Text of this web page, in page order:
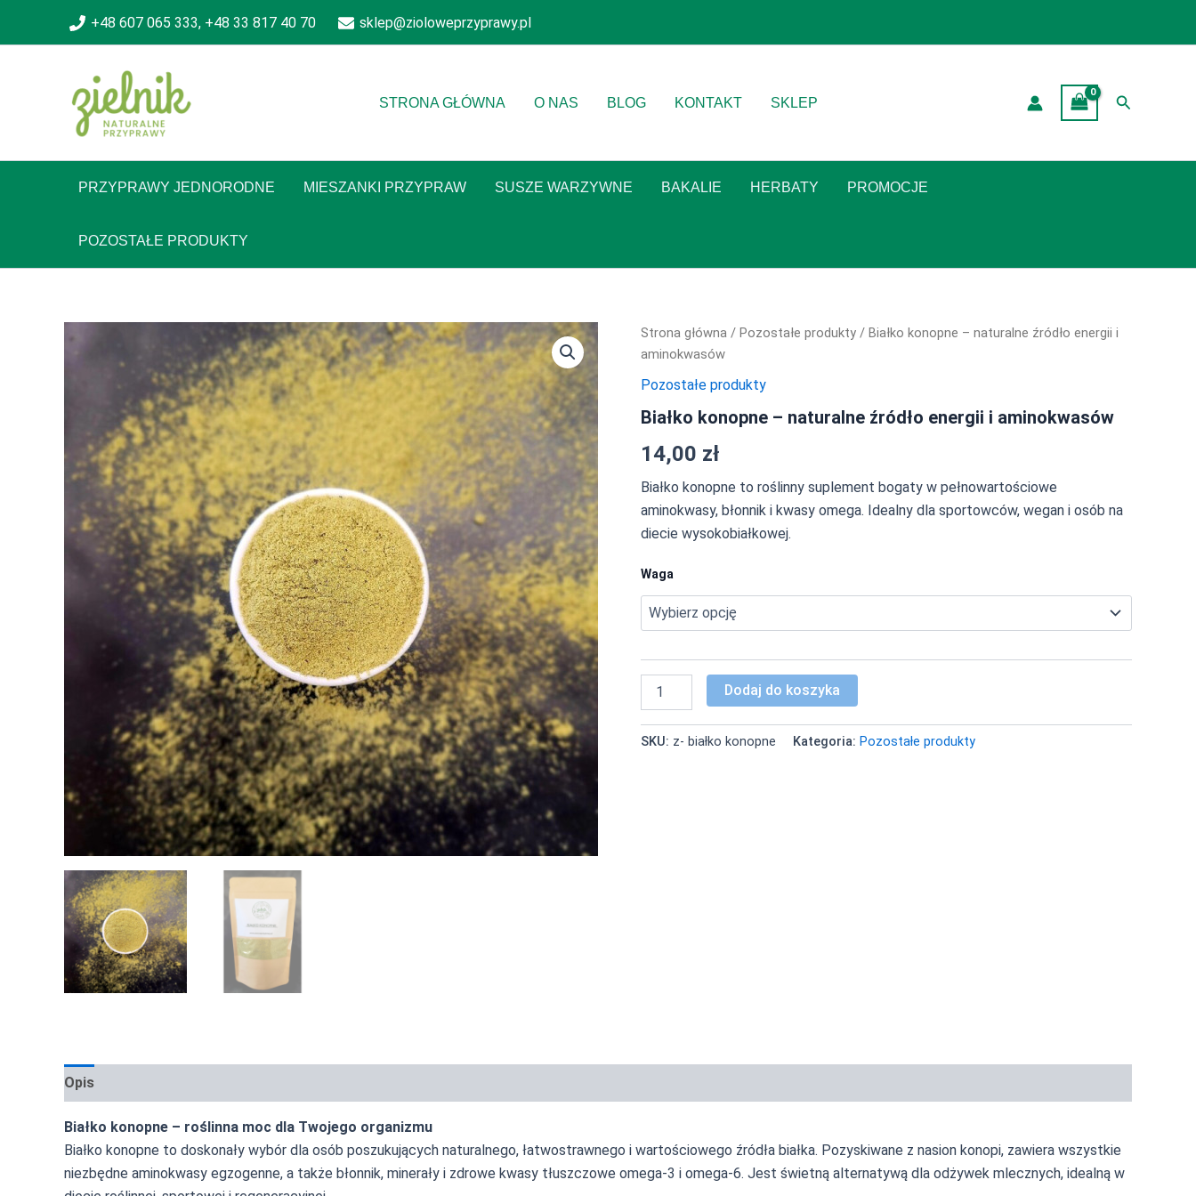
+48 607 065 333, +48 33 817 40 70 sklep@zioloweprzyprawy.pl
STRONA GŁÓWNA O NAS BLOG KONTAKT SKLEP Search
PRZYPRAWY JEDNORODNE MIESZANKI PRZYPRAW SUSZE WARZYWNE BAKALIE HERBATY PROMOCJE
POZOSTAŁE PRODUKTY
Strona główna / Pozostałe produkty / Białko konopne – naturalne źródło energii i
aminokwasów
Pozostałe produkty
Białko konopne – naturalne źródło energii i aminokwasów
14,00 zł
Białko konopne to roślinny suplement bogaty w pełnowartościowe
aminokwasy, błonnik i kwasy omega. Idealny dla sportowców, wegan i osób na
diecie wysokobiałkowej.
Waga
ilość
Białko
–
źródło
Dodaj do koszyka
SKU: z- białko konopne Kategoria: Pozostałe produkty
Opis
Białko konopne – roślinna moc dla Twojego organizmu
Białko konopne to doskonały wybór dla osób poszukujących naturalnego, łatwostrawnego i wartościowego źródła białka. Pozyskiwane z nasion konopi, zawiera wszystkie
niezbędne aminokwasy egzogenne, a także błonnik, minerały i zdrowe kwasy tłuszczowe omega-3 i omega-6. Jest świetną alternatywą dla odżywek mlecznych, idealną w